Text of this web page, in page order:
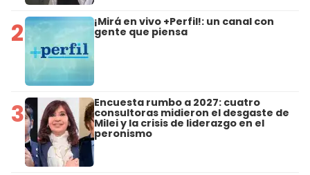
2 ¡Mirá en vivo +Perfil!: un canal con
gente que piensa
3 Encuesta rumbo a 2027: cuatro
consultoras midieron el desgaste de
Milei y la crisis de liderazgo en el
peronismo